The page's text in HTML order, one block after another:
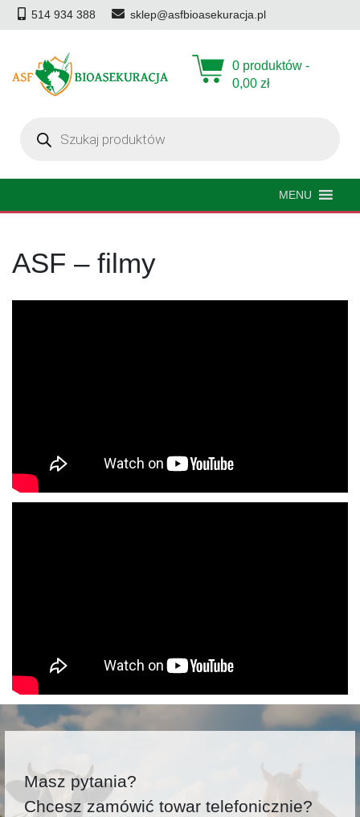
514 934 388 sklep@asfbioasekuracja.pl
0 produktów -
0,00 zł
produktów
MENU
ASF – filmy
Masz pytania?
Chcesz zamówić towar telefonicznie?